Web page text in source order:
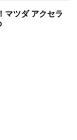
マツダ アクセラ